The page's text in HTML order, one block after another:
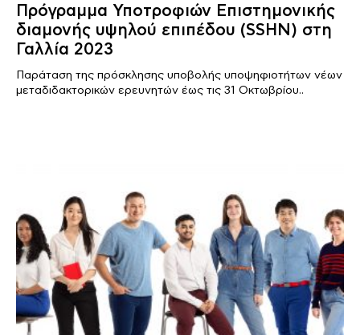
Πρόγραμμα Υποτροφιών Επιστημονικής
διαμονής υψηλού επιπέδου (SSHN) στη
Γαλλία 2023
Παράταση της πρόσκλησης υποβολής υποψηφιοτήτων νέων
μεταδιδακτορικών ερευνητών έως τις 31 Οκτωβρίου..